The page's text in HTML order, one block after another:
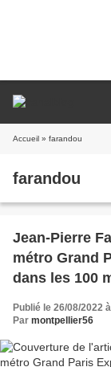
Accueil » farandou
farandou
Jean-Pierre
métro Grand
dans les 100
Publié le 26/08/2022
Par montpellier56